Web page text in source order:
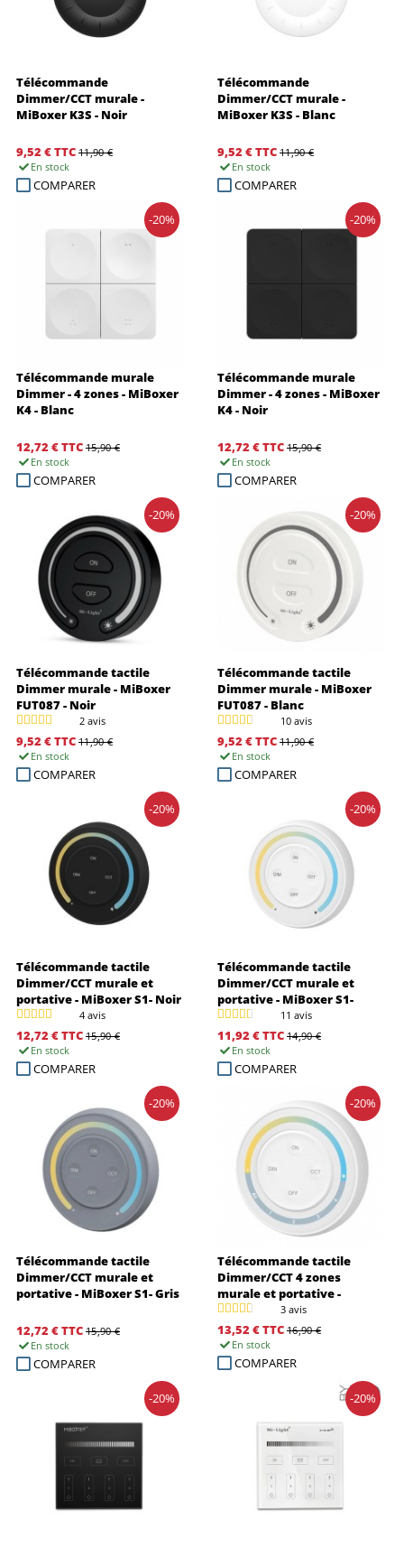
Télécommande
Dimmer/CCT murale -
MiBoxer K3S - Noir
9,52 €TTC 11,90 €
En stock
COMPARER
Télécommande
Dimmer/CCT murale -
MiBoxer K3S - Blanc
9,52 €TTC 11,90 €
En stock
COMPARER
Télécommande murale
Dimmer - 4 zones - MiBoxer
K4 - Blanc
-20%
12,72 €TTC 15,90 €
En stock
COMPARER
Télécommande murale
Dimmer - 4 zones - MiBoxer
K4 - Noir
-20%
12,72 €TTC 15,90 €
En stock
COMPARER
Télécommande tactile
Dimmer murale - MiBoxer
FUT087 - Noir
2 avis
-20%
9,52 €TTC 11,90 €
En stock
COMPARER
Télécommande tactile
Dimmer murale - MiBoxer
FUT087 - Blanc
10 avis
-20%
9,52 €TTC 11,90 €
En stock
COMPARER
Télécommande tactile
Dimmer/CCT murale et
portative - MiBoxer S1- Noir
4 avis
-20%
12,72 €TTC 15,90 €
En stock
COMPARER
Télécommande tactile
Dimmer/CCT murale et
portative - MiBoxer S1-
Blanc
11 avis
-20%
11,92 €TTC 14,90 €
En stock
COMPARER
Télécommande tactile
Dimmer/CCT murale et
portative - MiBoxer S1- Gris
-20%
12,72 €TTC 15,90 €
En stock
COMPARER
Télécommande tactile
Dimmer/CCT 4 zones
murale et portative -
Miboxer S1W+
3 avis
-20%
13,52 €TTC 16,90 €
En stock
COMPARER
-20% -20%